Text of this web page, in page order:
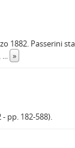
1882. Passerini
... »
pp. 182-588).